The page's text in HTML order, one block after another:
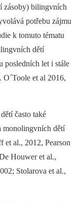
zásoby) bilingvních
potřebu zájmu
k tomuto tématu
dětí
posledních let i stále
et al 2016,
často také
monolingvních dětí
et al., 2012, Pearson
Houwer et al.,
Stolarova et al.,